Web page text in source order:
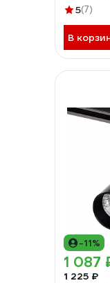
WTL-
5(7)
В
-11%
1 087
1 225 ₽